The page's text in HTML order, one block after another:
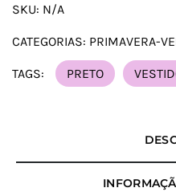
SKU: N/A
CATEGORIAS: PRIMAVERA-
TAGS: PRETO